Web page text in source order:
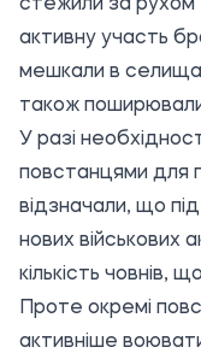
стежили за рухом
активну участь
мешкали в
також поширювали
У разі
повстанцями для
відзначали, що
нових військових
кількість човнів,
Проте окремі
активніше